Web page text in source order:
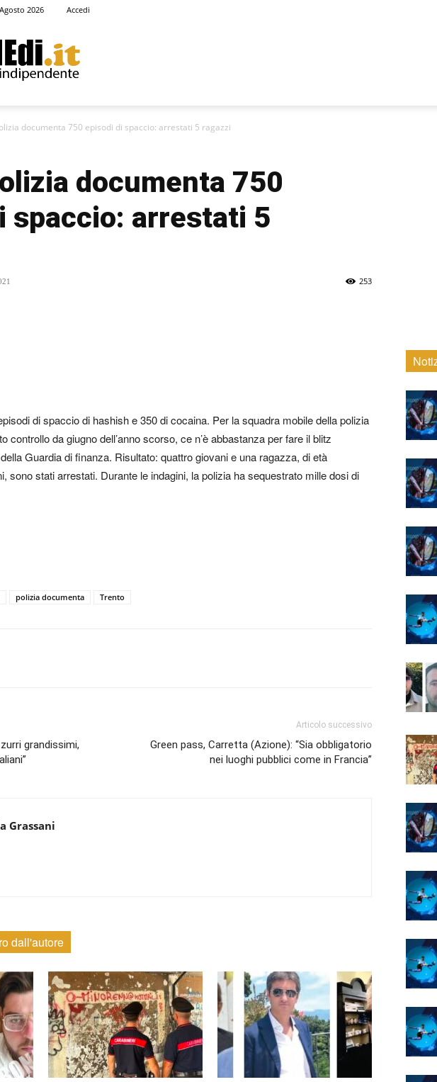
2026 Accedi
documenta 750 episodi di spaccio: arrestati 5 ragazzi
documenta 750
spaccio: arrestati 5
253
di spaccio di hashish e 350 di cocaina. Per la squadra mobile della polizia
controllo da giugno dell’anno scorso, ce n’è abbastanza per fare il blitz
Guardia di finanza. Risultato: quattro giovani e una ragazza, di età
sono stati arrestati. Durante le indagini, la polizia ha sequestrato mille dosi di
polizia documenta Trento
grandissimi,
Articolo successivo
Green pass, Carretta (Azione): “Sia obbligatorio
nei luoghi pubblici come in Francia”
Grassani
dall'autore